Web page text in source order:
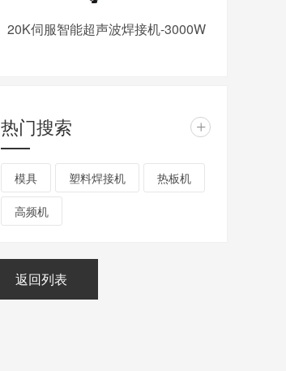
20K伺服智能超声波焊接机-3000W
热门搜索 +
模具 塑料焊接机 热板机
高频机
返回列表